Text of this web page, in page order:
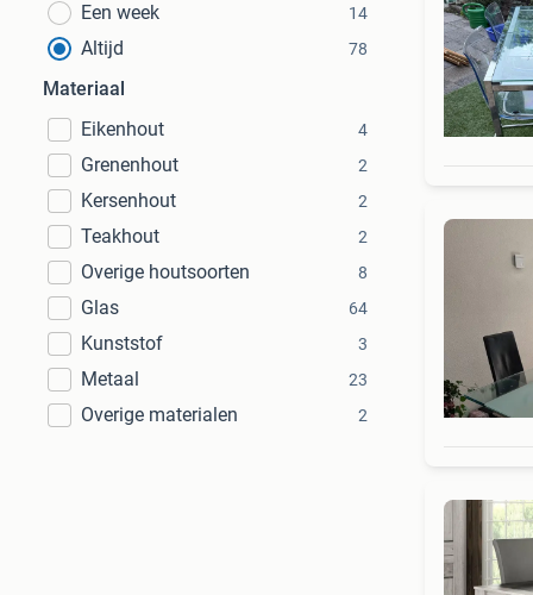
Een week 14
Altijd 78
Materiaal
Eikenhout
4
Grenenhout 2
Kersenhout 2
Teakhout 2
Overige houtsoorten 8
Glas 64
Kunststof 3
Metaal 23
Overige materialen 2